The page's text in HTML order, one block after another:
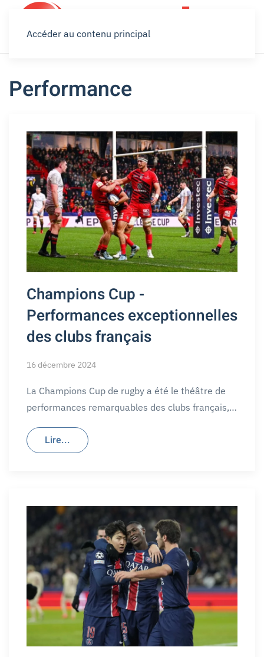
Accéder au contenu principal
Performance
Champions Cup -
Performances exceptionnelles
des clubs français
16 décembre 2024
La Champions Cup de rugby a été le théâtre de
performances remarquables des clubs français,…
Lire...